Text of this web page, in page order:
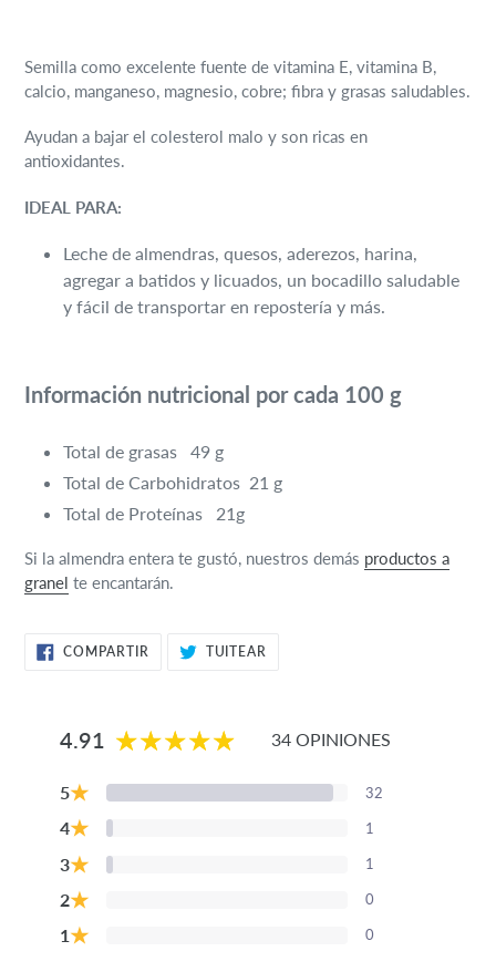
el
producto
tu
carrito
compra
Semilla como excelente fuente de vitamina E, vitamina B,
calcio, manganeso, magnesio, cobre; fibra y grasas saludables.
Ayudan a bajar el colesterol malo y son ricas en
antioxidantes.
IDEAL PARA:
Leche de almendras, quesos, aderezos, harina,
agregar a batidos y licuados, un bocadillo saludable
y fácil de transportar en repostería y más.
Información nutricional por cada 100 g
Total de grasas
49 g
Total de Carbohidratos 21 g
Total de Proteínas 21g
Si la almendra entera te gustó, nuestros demás productos a
granel te encantarán.
COMPARTIR COMPARTIR
EN
TUITEAR
4.91 34 OPINIONES
5★ 32
4★ 1
3★ 1
2★ 0
1★ 0